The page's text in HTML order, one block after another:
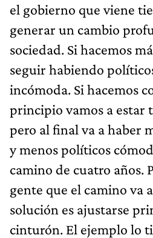
el gobierno que viene
generar un cambio
sociedad. Si hacemos
seguir habiendo
incómoda. Si hacemos
principio vamos a estar
pero al final va a haber
y menos políticos
camino de cuatro años.
gente que el camino va
solución es ajustarse
cinturón. El ejemplo lo